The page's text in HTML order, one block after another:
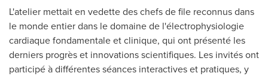
L'atelier mettait en vedette des chefs de file reconnus dans
le monde entier dans le domaine de l'électrophysiologie
cardiaque fondamentale et clinique, qui ont présenté les
derniers progrès et innovations scientifiques. Les invités ont
participé à différentes séances interactives et pratiques, y